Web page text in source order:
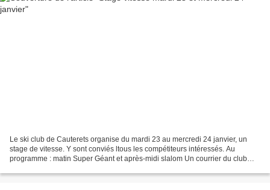
Le ski club de Cauterets organise du mardi 23 au mercredi 24 janvier, un
stage de vitesse. Y sont conviés ltous les compétiteurs intéressés. Au
programme : matin Super Géant et après-midi slalom Un courrier du club